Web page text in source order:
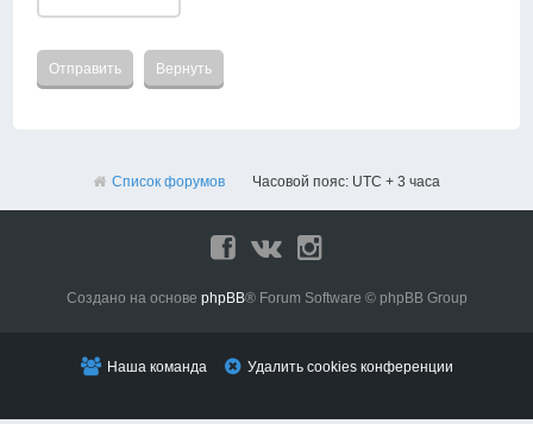
Список форумов Часовой пояс: UTC + 3 часа
Создано на основе phpBB® Forum Software © phpBB Group
Наша команда Удалить cookies конференции